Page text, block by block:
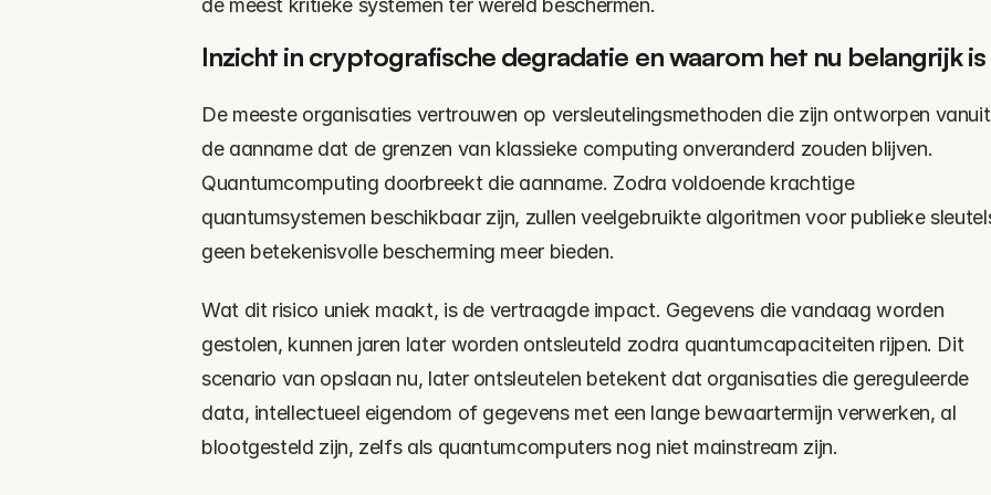
de meest kritieke systemen ter wereld beschermen.
Inzicht in cryptografische degradatie en waarom het nu belangrijk is
De meeste organisaties vertrouwen op versleutelingsmethoden die zijn ontworpen vanuit
de aanname dat de grenzen van klassieke computing onveranderd zouden blijven.
Quantumcomputing doorbreekt die aanname. Zodra voldoende krachtige
quantumsystemen beschikbaar zijn, zullen veelgebruikte algoritmen voor publieke
geen betekenisvolle bescherming meer bieden.
Wat dit risico uniek maakt, is de vertraagde impact. Gegevens die vandaag worden
gestolen, kunnen jaren later worden ontsleuteld zodra quantumcapaciteiten rijpen. Dit
scenario van opslaan nu, later ontsleutelen betekent dat organisaties die gereguleerde
data, intellectueel eigendom of gegevens met een lange bewaartermijn verwerken, al
blootgesteld zijn, zelfs als quantumcomputers nog niet mainstream zijn.